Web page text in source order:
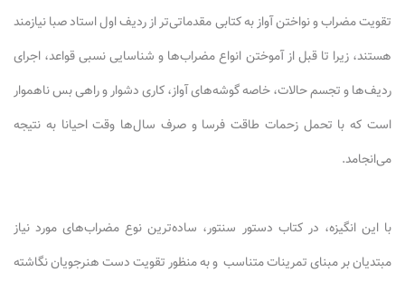
تقویت مضراب و نواختن آواز به کتابی مقدماتی‌تر از ردیف اول استاد صبا نیازمند
هستند، زیرا تا قبل از آموختن انواع مضراب‌ها و شناسایی نسبی قواعد، اجرای
ردیف‌ها و تجسم حالات، خاصه گوشه‌های آواز، کاری دشوار و راهی بس ناهموار
است که با تحمل زحمات طاقت فرسا و صرف سال‌ها وقت احیانا به نتیجه
می‌انجامد.
با این انگیزه، در کتاب دستور سنتور، ساده‌ترین نوع مضراب‌های مورد نیاز
مبتدیان بر مبنای تمرینات متناسب و به منظور تقویت دست هنرجویان نگاشته